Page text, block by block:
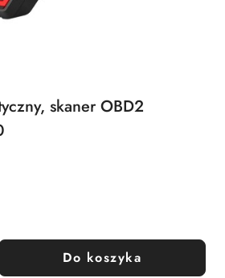
skaner OBD2
Do koszyka